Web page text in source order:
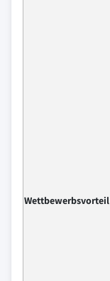
Wettbewerbsvorteil